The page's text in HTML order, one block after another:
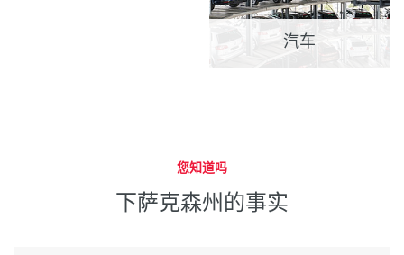
汽车
下萨克森州的事实
您知道吗